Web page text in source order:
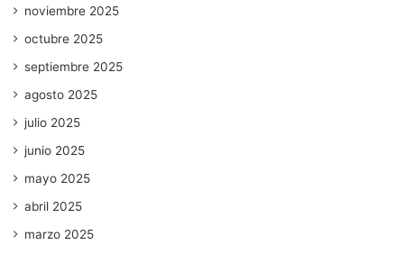
noviembre 2025
octubre 2025
septiembre 2025
agosto 2025
julio 2025
junio 2025
mayo 2025
abril 2025
marzo 2025